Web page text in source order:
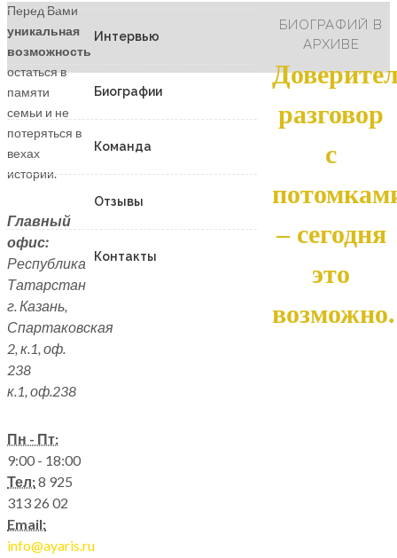
Перед Вами
уникальная
возможность
остаться в
памяти
семьи и не
потеряться в
вехах
истории.
Главный
офис:
Республика
Татарстан
г. Казань,
Спартаковская
2, к.1, оф.
238
к.1, оф.238
Пн - Пт:
9:00 - 18:00
Тел:8 925
313 26 02
Email:
info@ayaris.ru
Интервью
Биографии
Команда
Отзывы
Контакты
БИОГРАФИЙ В
АРХИВЕ
разговор
с
– сегодня
это
возможно.